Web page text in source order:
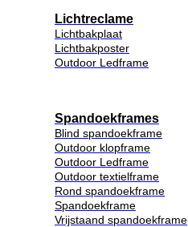
Lichtreclame
Lichtbakplaat
Lichtbakposter
Outdoor Ledframe
Spandoekframes
Blind spandoekframe
Outdoor klopframe
Outdoor Ledframe
Outdoor textielframe
Rond spandoekframe
Spandoekframe
Vrijstaand spandoekframe